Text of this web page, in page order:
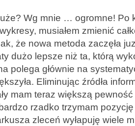
Wg mnie … ogromne! Po
musiałem zmienić
że nowa metoda zaczęła
dużo lepsze niż ta, którą
polega głównie na
Eliminując źródła
mam teraz większą
rzadko trzymam pozycję
zleceń wyłapuję wiele